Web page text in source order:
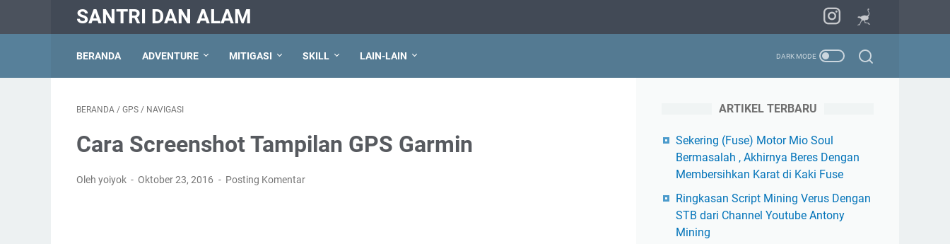
SANTRI DAN ALAM
BERANDA ADVENTURE MITIGASI SKILL LAIN-LAIN
BERANDA / GPS / NAVIGASI
Cara Screenshot Tampilan GPS Garmin
Oleh yoiyok Oktober 23, 2016 Posting Komentar
ARTIKEL TERBARU
Sekering (Fuse) Motor Mio Soul
Bermasalah , Akhirnya Beres Dengan
Membersihkan Karat di Kaki Fuse
Ringkasan Script Mining Verus Dengan
STB dari Channel Youtube Antony
Mining